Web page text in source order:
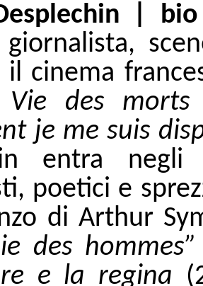
|
il cinema
Vie des morts
je me suis
entra
poetici e
di Arthur
des hommes”
e la regina